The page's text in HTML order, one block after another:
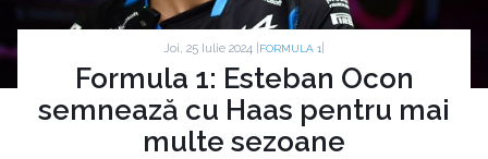
Joi, 25 Iulie 2024 | FORMULA 1
Formula 1: Esteban Ocon
semnează cu Haas pentru mai
multe sezoane